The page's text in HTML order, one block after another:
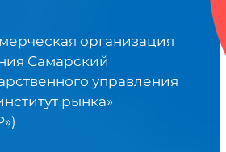
организация
Самарский
управления
рынка»